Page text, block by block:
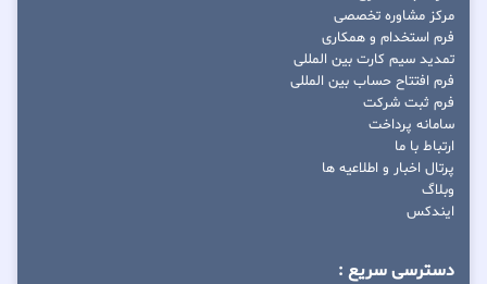
مرکز مشاوره تخصصی
فرم استخدام و همکاری
تمدید سیم کارت بین المللی
فرم افتتاح حساب بین المللی
فرم ثبت شرکت
سامانه پرداخت
ارتباط با ما
پرتال اخبار و اطلاعیه ها
وبلاگ
ایندکس
دسترسی سریع :